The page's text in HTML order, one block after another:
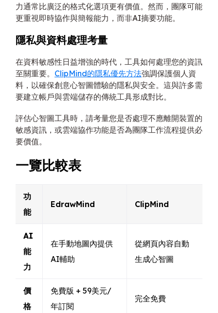
力通常比廣泛的格式化選項更有價值。然而，團隊可能
更重視即時協作與簡報能力，而非AI摘要功能。
隱私與資料處理考量
在資料敏感性日益增強的時代，工具如何處理您的資訊
至關重要。 ClipMind的隱私優先方法強調保護個人資
料，以確保創意心智圖體驗的隱私與安全。這與許多需
要建立帳戶與雲端儲存的傳統工具形成對比。
評估心智圖工具時，請考量您是否處理不應離開裝置的
敏感資訊，或雲端協作功能是否為團隊工作流程提供必
要價值。
一覽比較表
功
能
EdrawMind ClipMind
AI
能
力
在手動地圖內提供
AI輔助
從網頁內容自動
生成心智圖
價
格
免費版 + 59美元/
年訂閱
完全免費